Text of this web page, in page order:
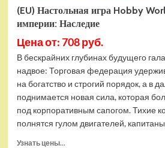
(EU) Настольная игра Hobby
империи: Наследие
Цена от: 708 руб.
В бескрайних глубинах будущего
надвое: Торговая федерация
на богатство и строгий порядок, а в
поднимается новая сила, которая
под корпоративным сапогом. Тихие
полнятся гулом двигателей,
Узнать цены...